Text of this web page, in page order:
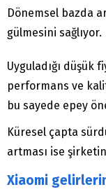
Dönemsel bazda
gülmesini sağlıyor.
Uyguladığı düşük
performans ve
bu sayede epey
Küresel çapta
artması ise
Xiaomi